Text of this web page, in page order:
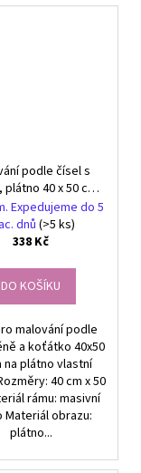
podle čísel s
40 x 50 cm,
a koťátko
Expedujeme do 5
dnů (>5 ks)
338 Kč
DO KOŠÍKU
malování podle
a koťátko 40x50
na plátno vlastní
40 cm x 50
rámu: masivní
Materiál obrazu:
plátno...